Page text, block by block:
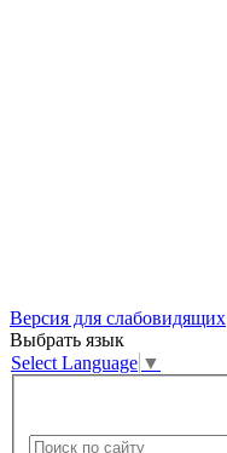
Версия для слабовидящих
Выбрать язык
Select Language ▼